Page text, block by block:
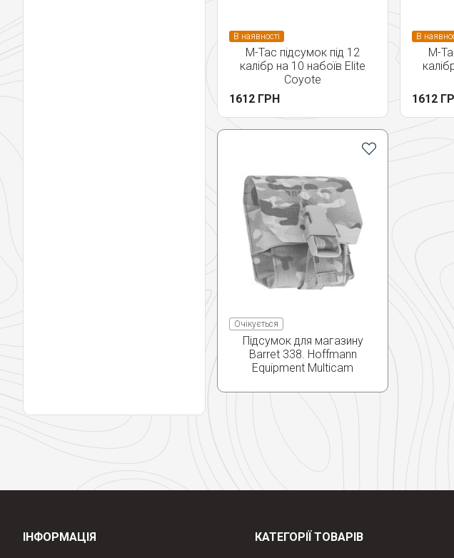
В наявності
M-Tac підсумок під 12
калібр на 10 набоїв Elite
Coyote
1612 ГРН
В
M-
1612
Очікується
Підсумок для магазину
Barret 338. Hoffmann
Equipment Multicam
ІНФОРМАЦІЯ КАТЕГОРІЇ ТОВАРІВ